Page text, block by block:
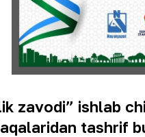
zavodi” ishlab
tashrif